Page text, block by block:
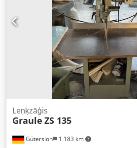
Gütersloh 1 183 km
Leņķzāģis
Graule ZS 135